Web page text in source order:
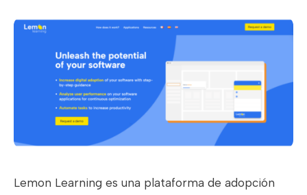
Lemon Learning es una plataforma de adopción